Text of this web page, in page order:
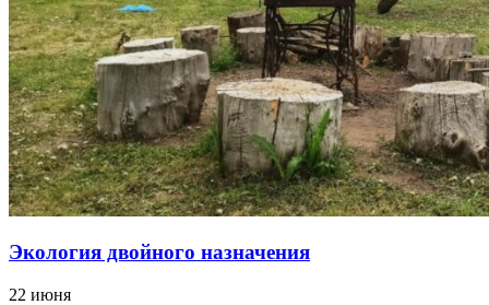
Экология двойного назначения
22 июня